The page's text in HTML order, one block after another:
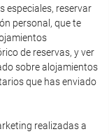
especiales, reservar
personal, que te
de reservas, y ver
sobre alojamientos
que has enviado
realizadas a